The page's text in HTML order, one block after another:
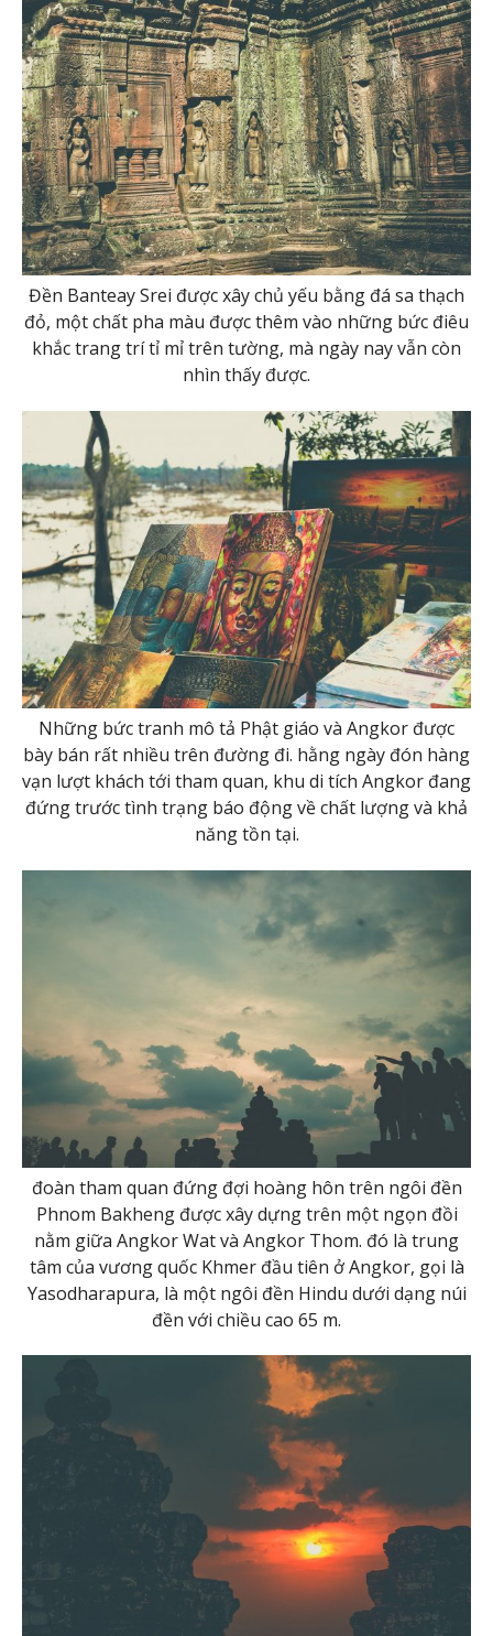
Đền Banteay Srei được xây chủ yếu bằng đá sa thạch
đỏ, một chất pha màu được thêm vào những bức điêu
khắc trang trí tỉ mỉ trên tường, mà ngày nay vẫn còn
nhìn thấy được.
Những bức tranh mô tả Phật giáo và Angkor được
bày bán rất nhiều trên đường đi. hằng ngày đón hàng
vạn lượt khách tới tham quan, khu di tích Angkor đang
đứng trước tình trạng báo động về chất lượng và khả
năng tồn tại.
đoàn tham quan đứng đợi hoàng hôn trên ngôi đền
Phnom Bakheng được xây dựng trên một ngọn đồi
nằm giữa Angkor Wat và Angkor Thom. đó là trung
tâm của vương quốc Khmer đầu tiên ở Angkor, gọi là
Yasodharapura, là một ngôi đền Hindu dưới dạng núi
đền với chiều cao 65 m.